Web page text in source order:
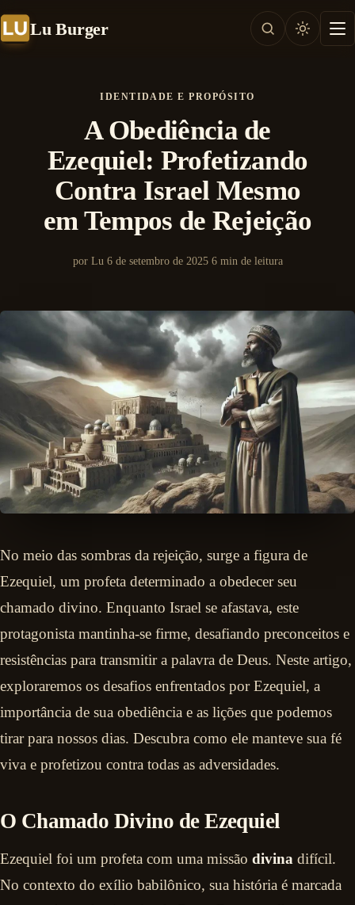
Lu Burger
IDENTIDADE E PROPÓSITO
A Obediência de
Ezequiel: Profetizando
Contra Israel Mesmo
em Tempos de Rejeição
por Lu 6 de setembro de 2025 6 min de leitura
No meio das sombras da rejeição, surge a figura de
Ezequiel, um profeta determinado a obedecer seu
chamado divino. Enquanto Israel se afastava, este
protagonista mantinha-se firme, desafiando preconceitos e
resistências para transmitir a palavra de Deus. Neste artigo,
exploraremos os desafios enfrentados por Ezequiel, a
importância de sua obediência e as lições que podemos
tirar para nossos dias. Descubra como ele manteve sua fé
viva e profetizou contra todas as adversidades.
O Chamado Divino de Ezequiel
Ezequiel foi um profeta com uma missão divina difícil.
No contexto do exílio babilônico, sua história é marcada